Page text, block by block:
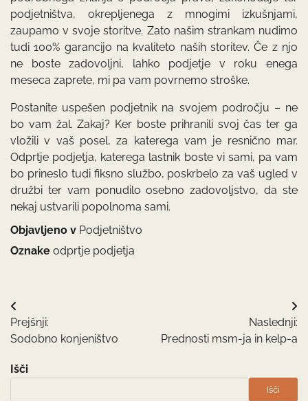
podjetništva, okrepljenega z mnogimi izkušnjami,
zaupamo v svoje storitve. Zato našim strankam nudimo
tudi 100% garancijo na kvaliteto naših storitev. Če z njo
ne boste zadovoljni, lahko podjetje v roku enega
meseca zaprete, mi pa vam povrnemo stroške.
Postanite uspešen podjetnik na svojem področju – ne
bo vam žal. Zakaj? Ker boste prihranili svoj čas ter ga
vložili v vaš posel, za katerega vam je resnično mar.
Odprtje podjetja, katerega lastnik boste vi sami, pa vam
bo prineslo tudi fiksno službo, poskrbelo za vaš ugled v
družbi ter vam ponudilo osebno zadovoljstvo, da ste
nekaj ustvarili popolnoma sami.
Objavljeno v Podjetništvo
Oznake odprtje podjetja
Navigacija
prispevka
Prejšnji:
Sodobno konjeništvo
Naslednji:
Prednosti msm-ja in kelp-a
Išči
Išči